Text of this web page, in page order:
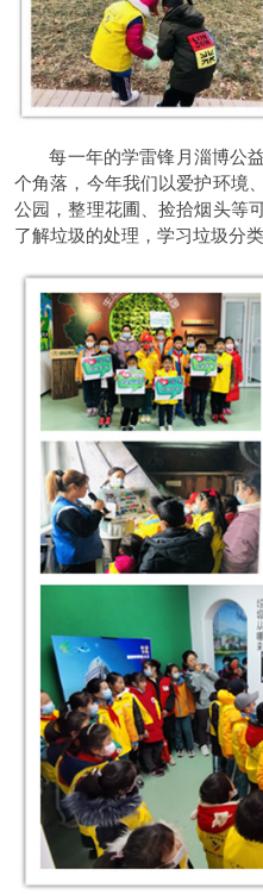
每一年的学雷锋月淄博公益
个角落，今年我们以爱护环境
公园，整理花圃、捡拾烟头等
了解垃圾的处理，学习垃圾